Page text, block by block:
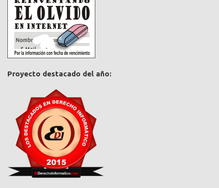
Proyecto destacado del año: